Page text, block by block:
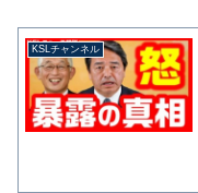
KSLチャンネル